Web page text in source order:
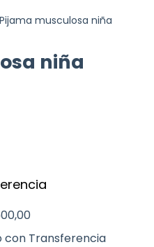
Pijama musculosa niña
niña
con Transferencia